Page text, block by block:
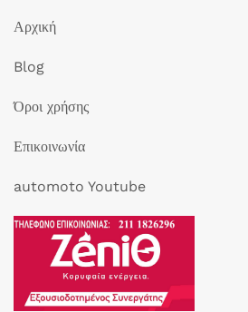
Αρχική
Blog
Όροι χρήσης
Επικοινωνία
automoto Youtube